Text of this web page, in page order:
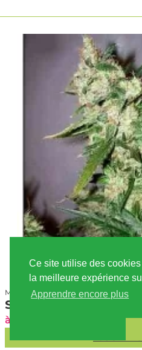
Ce site utilise des
la meilleure expérience
Apprendre encore plus
Mr. Nice
Skunk Haze
à partir de 80.00 EUR